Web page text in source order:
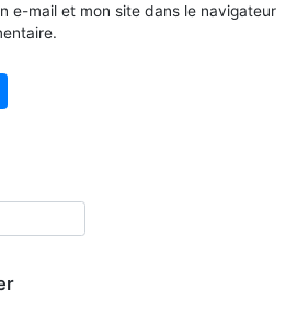
e-mail et mon site dans le navigateur